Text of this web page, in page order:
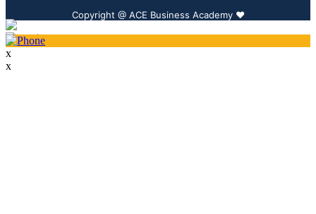
Copyright @ ACE Business Academy ❤️️
x
x